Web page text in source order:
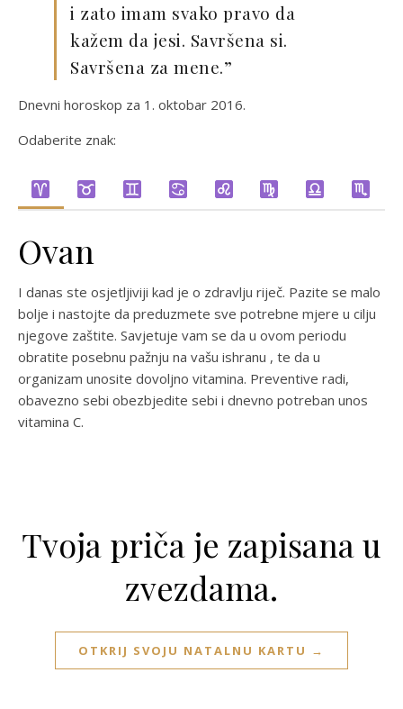
i zato imam svako pravo da
kažem da jesi. Savršena si.
Savršena za mene.”
Dnevni horoskop za 1. oktobar 2016.
Odaberite znak:
Ovan
I danas ste osjetljiviji kad je o zdravlju riječ. Pazite se malo
bolje i nastojte da preduzmete sve potrebne mjere u cilju
njegove zaštite. Savjetuje vam se da u ovom periodu
obratite posebnu pažnju na vašu ishranu , te da u
organizam unosite dovoljno vitamina. Preventive radi,
obavezno sebi obezbjedite sebi i dnevno potreban unos
vitamina C.
Tvoja priča je zapisana u
zvezdama.
OTKRIJ SVOJU NATALNU KARTU →